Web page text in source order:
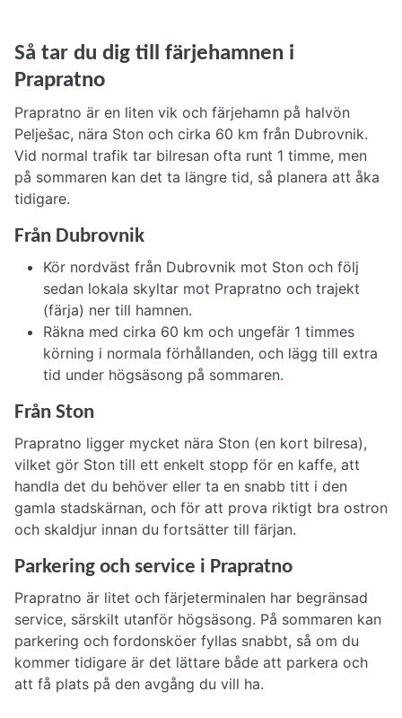
Så tar du dig till färjehamnen i
Prapratno
Prapratno är en liten vik och färjehamn på halvön
Pelješac, nära Ston och cirka 60 km från Dubrovnik.
Vid normal trafik tar bilresan ofta runt 1 timme, men
på sommaren kan det ta längre tid, så planera att åka
tidigare.
Från Dubrovnik
Kör nordväst från Dubrovnik mot Ston och följ
sedan lokala skyltar mot Prapratno och trajekt
(färja) ner till hamnen.
Räkna med cirka 60 km och ungefär 1 timmes
körning i normala förhållanden, och lägg till extra
tid under högsäsong på sommaren.
Från Ston
Prapratno ligger mycket nära Ston (en kort bilresa),
vilket gör Ston till ett enkelt stopp för en kaffe, att
handla det du behöver eller ta en snabb titt i den
gamla stadskärnan, och för att prova riktigt bra ostron
och skaldjur innan du fortsätter till färjan.
Parkering och service i Prapratno
Prapratno är litet och färjeterminalen har begränsad
service, särskilt utanför högsäsong. På sommaren kan
parkering och fordonsköer fyllas snabbt, så om du
kommer tidigare är det lättare både att parkera och
att få plats på den avgång du vill ha.